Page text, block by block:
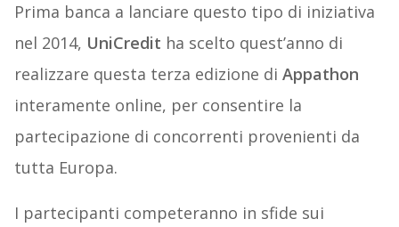
Prima banca a lanciare questo tipo di iniziativa
nel 2014, UniCredit ha scelto quest’anno di
realizzare questa terza edizione di Appathon
interamente online, per consentire la
partecipazione di concorrenti provenienti da
tutta Europa.
I partecipanti competeranno in sfide sui